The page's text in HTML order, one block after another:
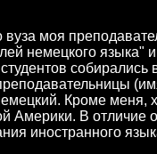
вуза моя
немецкого языка"
собирались
Кроме меня,
Америки. В отличие
иностранного